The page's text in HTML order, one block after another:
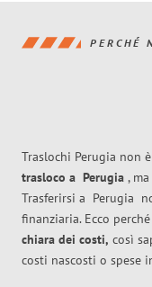
PERCHÉ
Traslochi Perugia non
trasloco a Perugia ,
Trasferirsi a Perugia
finanziaria. Ecco
chiara dei costi, così
costi nascosti o spese